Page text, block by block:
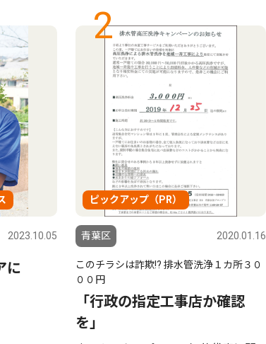
2023.10.05
に
2
ピックアップ（PR）
青葉区 2020.01.16
このチラシは詐欺!? 排水管洗浄１カ所３０
００円
「行政の指定工事店か確認
を」